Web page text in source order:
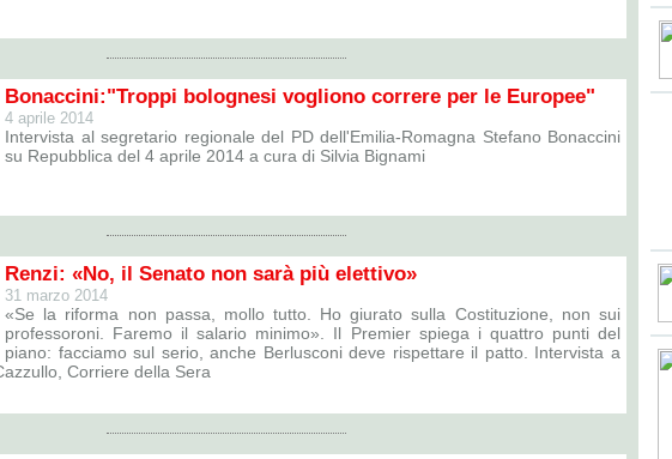
Bonaccini:"Troppi bolognesi vogliono correre per le Europee"
4 aprile 2014
Intervista al segretario regionale del PD dell'Emilia-Romagna Stefano Bonaccini
su Repubblica del 4 aprile 2014 a cura di Silvia Bignami
Renzi: «No, il Senato non sarà più elettivo»
31 marzo 2014
«Se la riforma non passa, mollo tutto. Ho giurato sulla Costituzione, non sui
professoroni. Faremo il salario minimo». Il Premier spiega i quattro punti del
piano: facciamo sul serio, anche Berlusconi deve rispettare il patto. Intervista a
Corriere della Sera